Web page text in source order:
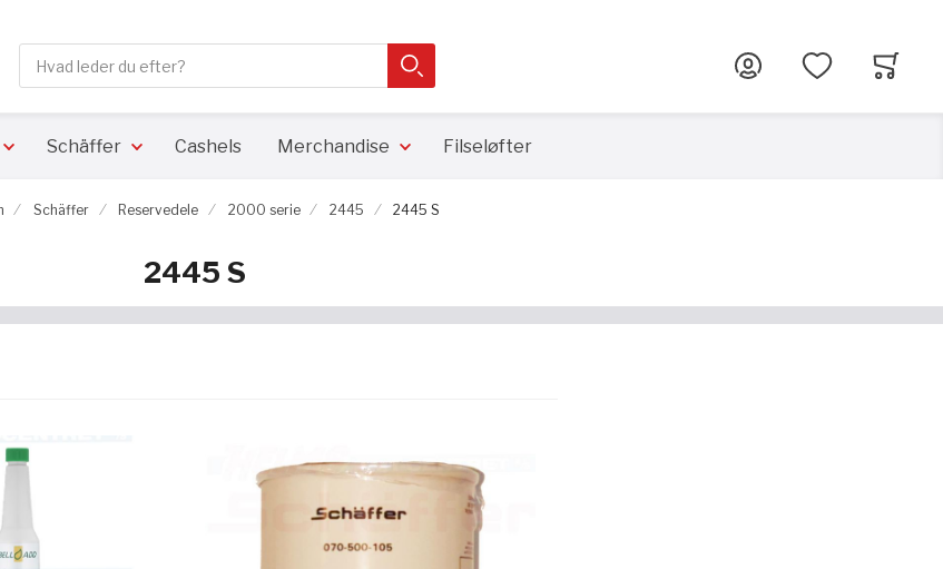
Close search
SØG
Schäffer Cashels Merchandise Filseløfter
Schäffer Reservedele 2000 serie 2445 2445 S
2445 S